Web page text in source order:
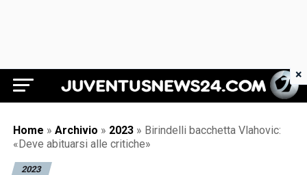
Juventus News 24
Home » Archivio » 2023 » Birindelli bacchetta Vlahovic:
«Deve abituarsi alle critiche»
2023
×